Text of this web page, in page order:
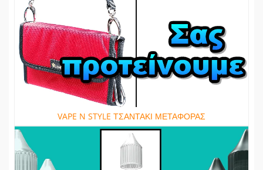
VAPE N STYLE ΤΣΑΝΤΑΚΙ ΜΕΤΑΦΟΡΑΣ